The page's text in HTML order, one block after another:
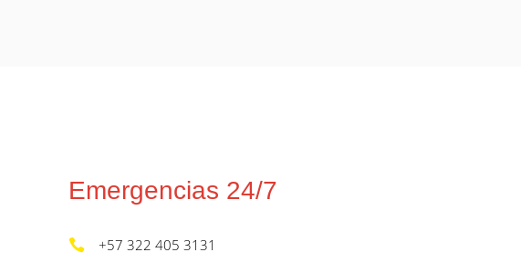
Emergencias 24/7
+57 322 405 3131